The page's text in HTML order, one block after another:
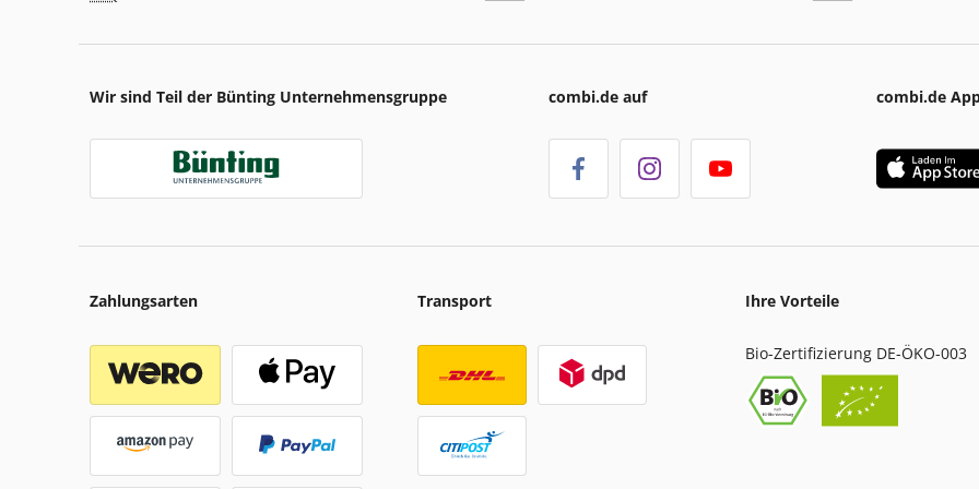
Wir sind Teil der Bünting Unternehmensgruppe combi.de auf combi.de
Zahlungsarten Transport Ihre Vorteile
Bio-Zertifizierung DE-ÖKO-003